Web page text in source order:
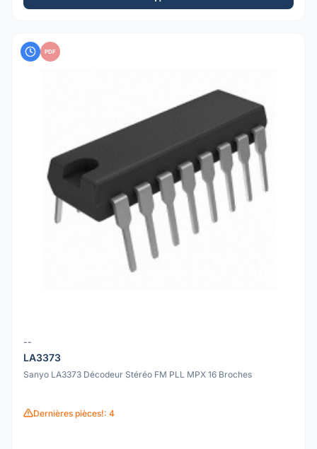
PDF
--
LA3373
Sanyo LA3373 Décodeur Stéréo FM PLL MPX 16 Broches
Dernières pièces!: 4